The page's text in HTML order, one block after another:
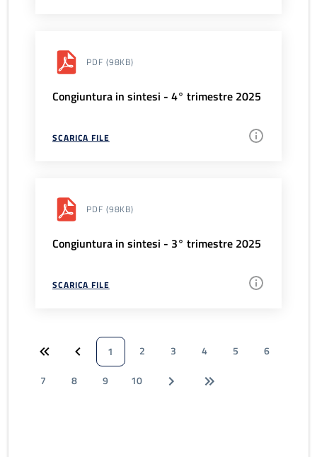
PDF (98KB)
Congiuntura in sintesi - 4° trimestre 2025
SCARICA FILE
PDF (98KB)
Congiuntura in sintesi - 3° trimestre 2025
SCARICA FILE
1 2 3 4 5
6
7
8 9 10